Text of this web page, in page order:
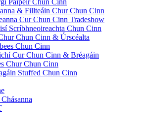
Páipéir Chun Cinn
& Fillteáin Chur Chun Cinn
Cur Chun Cinn Tradeshow
Scríbhneoireachta Chun Cinn
Chun Cinn & Úrscéalta
Chun Cinn
Cur Chun Cinn & Bréagáin
Chur Chun Cinn
Stuffed Chun Cinn